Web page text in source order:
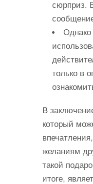
сюрприз.
Однако
только в
В
который
желаниям
такой
итоге,